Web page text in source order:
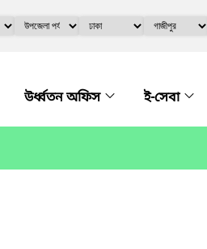
উর্ধ্বতন অফিস ই-সেবা